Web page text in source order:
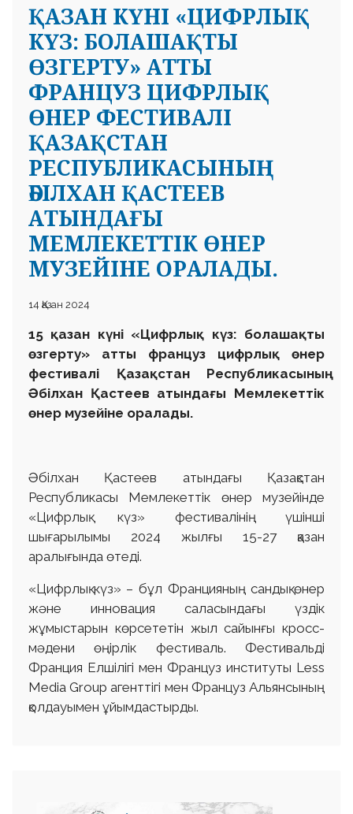
ҚАЗАН КҮНІ «ЦИФРЛЫҚ
КҮЗ: БОЛАШАҚТЫ
ӨЗГЕРТУ» АТТЫ
ФРАНЦУЗ ЦИФРЛЫҚ
ӨНЕР ФЕСТИВАЛІ
ҚАЗАҚСТАН
РЕСПУБЛИКАСЫНЫҢ
ӘБІЛХАН ҚАСТЕЕВ
АТЫНДАҒЫ
МЕМЛЕКЕТТІК ӨНЕР
МУЗЕЙІНЕ ОРАЛАДЫ.
14 Қазан 2024
15 қазан күні «Цифрлық күз: болашақты
өзгерту» атты француз цифрлық өнер
фестивалі Қазақстан Республикасының
Әбілхан Қастеев атындағы Мемлекеттік
өнер музейіне оралады.
Әбілхан Қастеев атындағы Қазақстан
Республикасы Мемлекеттік өнер музейінде
«Цифрлық күз» фестивалінің үшінші
шығарылымы 2024 жылғы 15-27 қазан
аралығында өтеді.
«Цифрлық күз» – бұл Францияның сандық өнер
және инновация саласындағы үздік
жұмыстарын көрсететін жыл сайынғы кросс-
мәдени өңірлік фестиваль. Фестивальді
Франция Елшілігі мен Француз институты Less
Media Group агенттігі мен Француз Альянсының
қолдауымен ұйымдастырды.